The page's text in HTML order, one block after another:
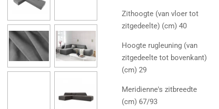
Zithoogte (van vloer tot
zitgedeelte) (cm) 40
Hoogte rugleuning (van
zitgedeelte tot bovenkant)
(cm) 29
Meridienne's zitbreedte
(cm) 67/93